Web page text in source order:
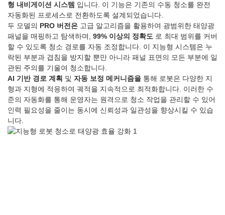
형 내비게이션 시스템 입니다. 이 기능은 기존의 수동 청소를 완전
자동화된 프로세스로 전환하도록 설계되었습니다.
두 모델의 PRO 버전은 고급 알고리즘을 활용하여 광범위한 태양광
패널을 매핑하고 탐색하며, 99% 이상의 정확도 로 최대 범위를 커버
할 수 있도록 청소 경로를 자동 조정합니다. 이 지능형 시스템은 누
락된 부분과 겹침을 방지할 뿐만 아니라 패널 표면의 모든 부분에 일
관된 주의를 기울여 청소합니다.
AI 기반 경로 계획 및 자동 보정 메커니즘을 통해 로봇은 다양한 지
형과 지형에 적응하여 궤적을 지속적으로 최적화합니다. 이러한 수
준의 자동화를 통해 운영자는 원격으로 청소 작업을 관리할 수 있어
인력 필요성을 줄이는 동시에 신뢰성과 일관성을 향상시킬 수 있습
니다.